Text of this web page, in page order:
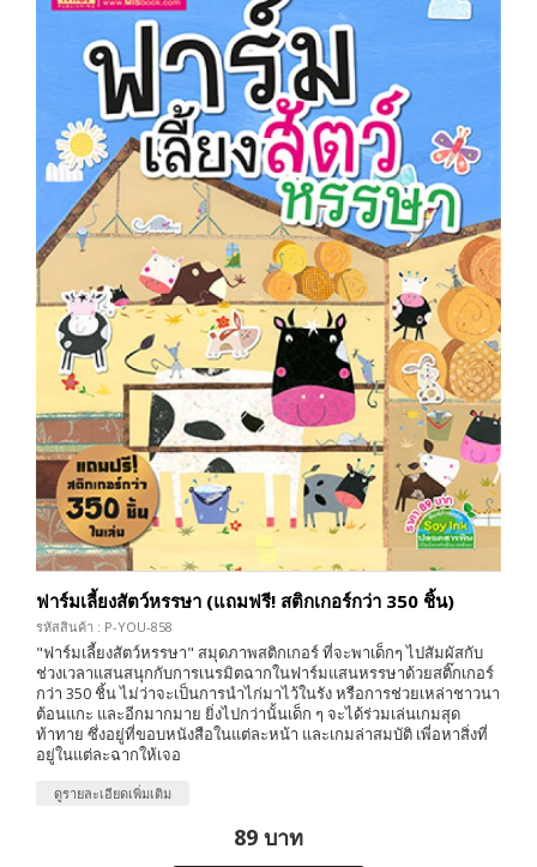
ฟาร์มเลี้ยงสัตว์หรรษา (แถมฟรี! สติกเกอร์กว่า 350 ชิ้น)
รหัสสินค้า : P-YOU-858
"ฟาร์มเลี้ยงสัตว์หรรษา" สมุดภาพสติกเกอร์ ที่จะพาเด็กๆ ไปสัมผัสกับ
ช่วงเวลาแสนสนุกกับการเนรมิตฉากในฟาร์มแสนหรรษาด้วยสติ๊กเกอร์
กว่า 350 ชิ้น ไม่ว่าจะเป็นการนำไก่มาไว้ในรัง หรือการช่วยเหล่าชาวนา
ต้อนแกะ และอีกมากมาย ยิ่งไปกว่านั้นเด็ก ๆ จะได้ร่วมเล่นเกมสุด
ท้าทาย ซึ่งอยู่ที่ขอบหนังสือในแต่ละหน้า และเกมล่าสมบัติ เพี่อหาสิ่งที่
อยู่ในแต่ละฉากให้เจอ
ดูรายละเอียดเพิ่มเติม
89 บาท